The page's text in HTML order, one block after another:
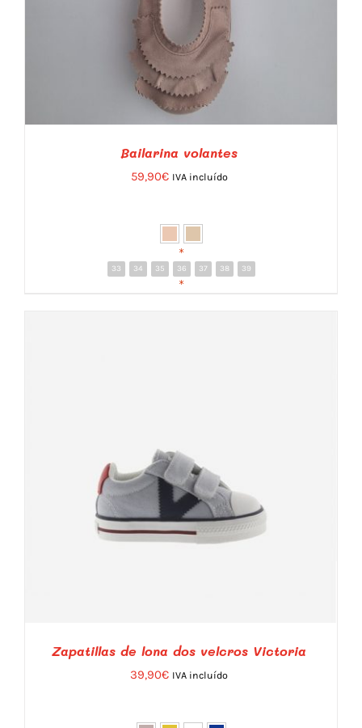
DETALLES
Bailarina volantes
59,90€ IVA incluído
*
33 34 35 36 37 38 39
*
Zapatillas de lona dos velcros Victoria
39,90€ IVA incluído